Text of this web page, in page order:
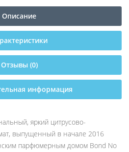
Описание
Отзывы (0)
информация
яркий цитрусово-
выпущенный в начале 2016
парфюмерным домом Bond No